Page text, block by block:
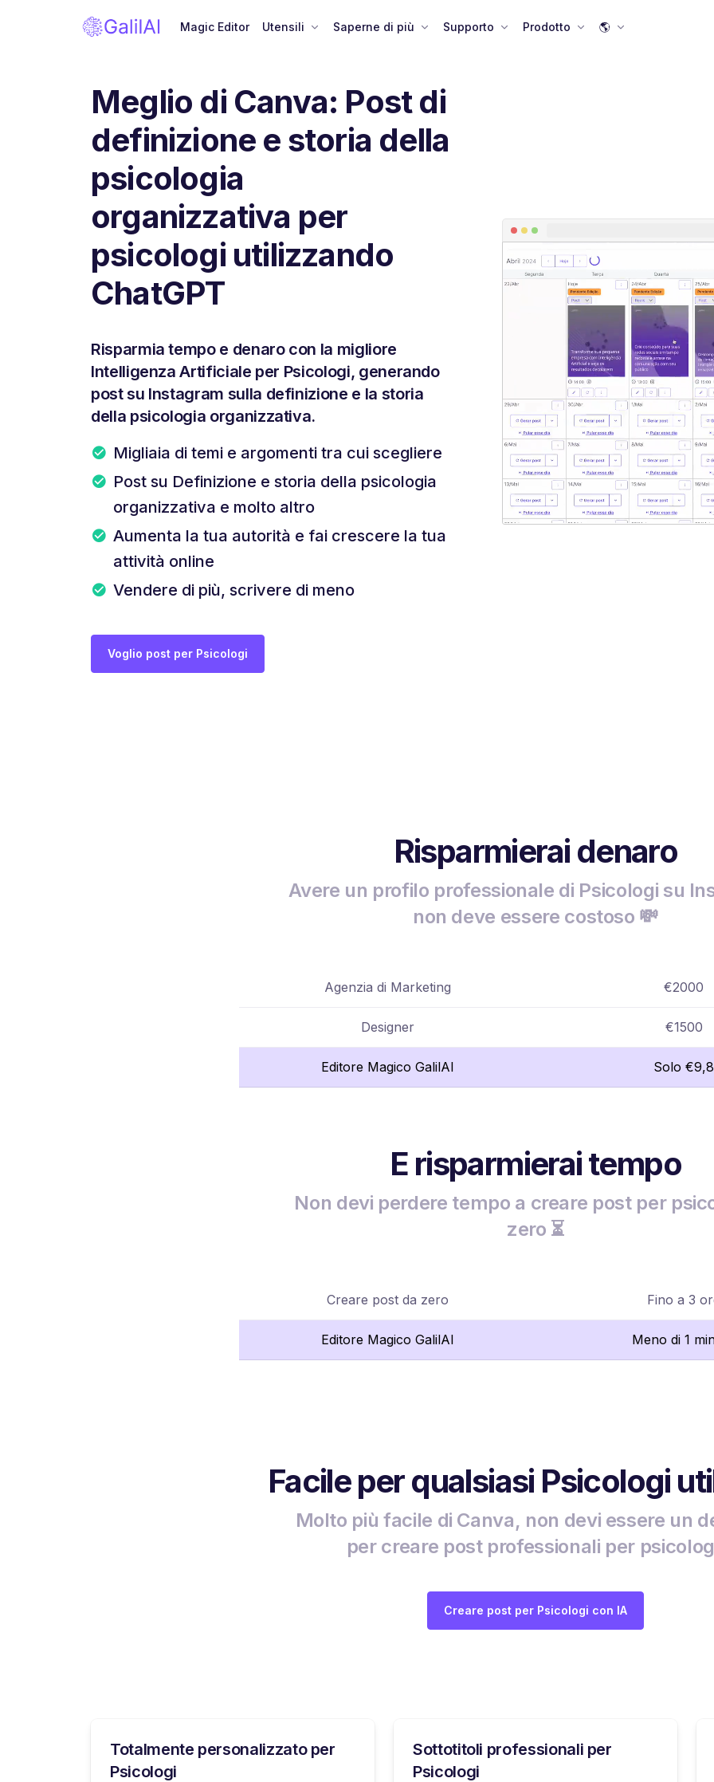
Magic Editor Utensili Saperne di più Supporto Prodotto 🌎
Meglio di Canva: Post di
definizione e storia della
psicologia
organizzativa per
psicologi utilizzando
ChatGPT
Risparmia tempo e denaro con la migliore
Intelligenza Artificiale per Psicologi, generando
post su Instagram sulla definizione e la storia
della psicologia organizzativa.
Migliaia di temi e argomenti tra cui scegliere
Post su Definizione e storia della psicologia
organizzativa e molto altro
Aumenta la tua autorità e fai crescere la tua
attività online
Vendere di più, scrivere di meno
Voglio post per Psicologi
Risparmierai denaro
Avere un profilo professionale di Psicologi su
non deve essere costoso 💸
Agenzia di Marketing €2000
Designer €1500
Editore Magico GalilAI Solo €9,8
E risparmierai tempo
Non devi perdere tempo a creare post per
zero ⏳
Creare post da zero Fino a 3
Editore Magico GalilAI Meno di 1
Facile per qualsiasi Psicologi
Molto più facile di Canva, non devi essere un
per creare post professionali per
Creare post per Psicologi con IA
Totalmente personalizzato per
Psicologi
Sottotitoli professionali per
Psicologi